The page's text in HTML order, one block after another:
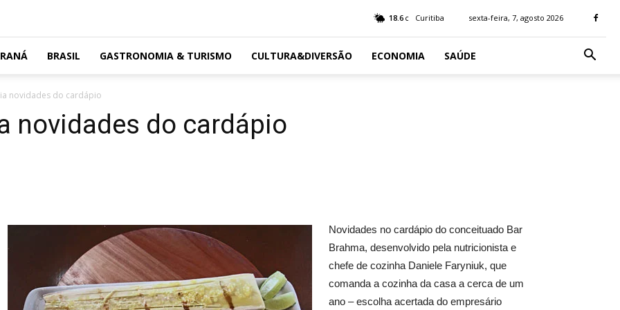
18.6 C Curitiba sexta-feira, 7, agosto 2026
BRASIL GASTRONOMIA & TURISMO CULTURA&DIVERSÃO ECONOMIA SAÚDE
novidades do cardápio
novidades do cardápio
Novidades no cardápio do conceituado Bar
Brahma, desenvolvido pela nutricionista e
chefe de cozinha Daniele Faryniuk, que
comanda a cozinha da casa a cerca de um
ano – escolha acertada do empresário